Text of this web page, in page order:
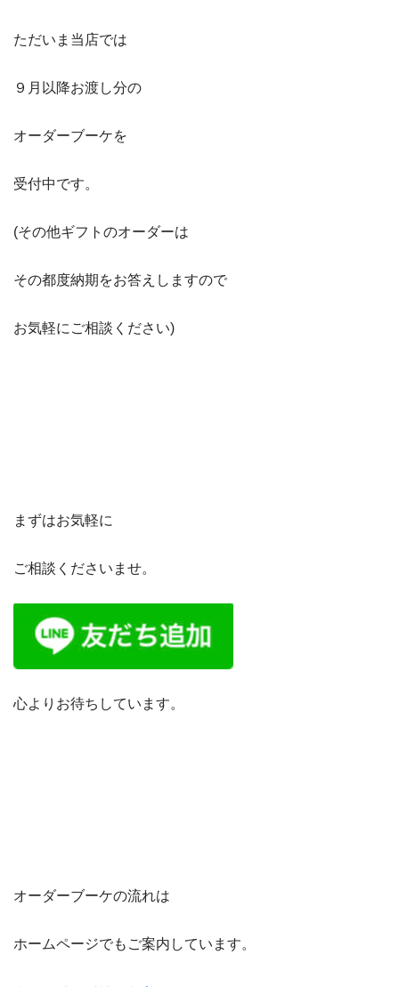
ただいま当店では
９月以降お渡し分の
オーダーブーケを
受付中です。
(その他ギフトのオーダーは
その都度納期をお答えしますので
お気軽にご相談ください)
まずはお気軽に
ご相談くださいませ。
心よりお待ちしています。
オーダーブーケの流れは
ホームページでもご案内しています。